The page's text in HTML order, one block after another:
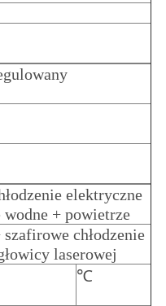
elektryczne
wodne + powietrze
szafirowe chłodzenie
laserowej
℃